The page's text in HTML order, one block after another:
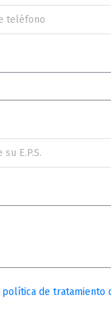
política de tratamiento